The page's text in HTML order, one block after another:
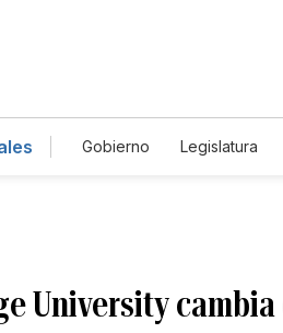
Gobierno Legislatura
University cambia